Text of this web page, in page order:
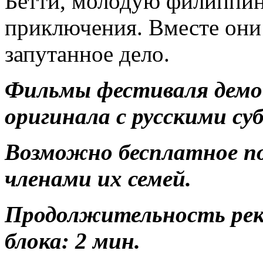
приключения. Вместе они
запутанное дело.
Фильмы фестиваля
оригинала с русскими
Возможно бесплатное
членами их семей.
Продолжительность
блока: 2 мин.